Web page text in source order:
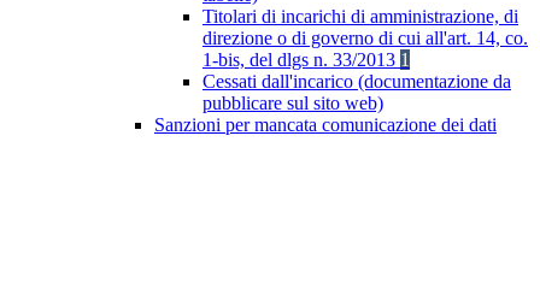
Titolari di incarichi di amministrazione, di
direzione o di governo di cui all'art. 14, co.
1-bis, del dlgs n. 33/2013 1
Cessati dall'incarico (documentazione da
pubblicare sul sito web)
Sanzioni per mancata comunicazione dei dati